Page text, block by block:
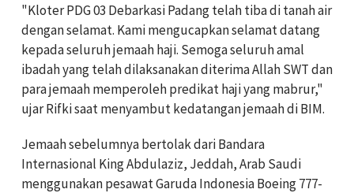
"Kloter PDG 03 Debarkasi Padang telah tiba di tanah air
dengan selamat. Kami mengucapkan selamat datang
kepada seluruh jemaah haji. Semoga seluruh amal
ibadah yang telah dilaksanakan diterima Allah SWT dan
para jemaah memperoleh predikat haji yang mabrur,"
ujar Rifki saat menyambut kedatangan jemaah di BIM.
Jemaah sebelumnya bertolak dari Bandara
Internasional King Abdulaziz, Jeddah, Arab Saudi
menggunakan pesawat Garuda Indonesia Boeing 777-